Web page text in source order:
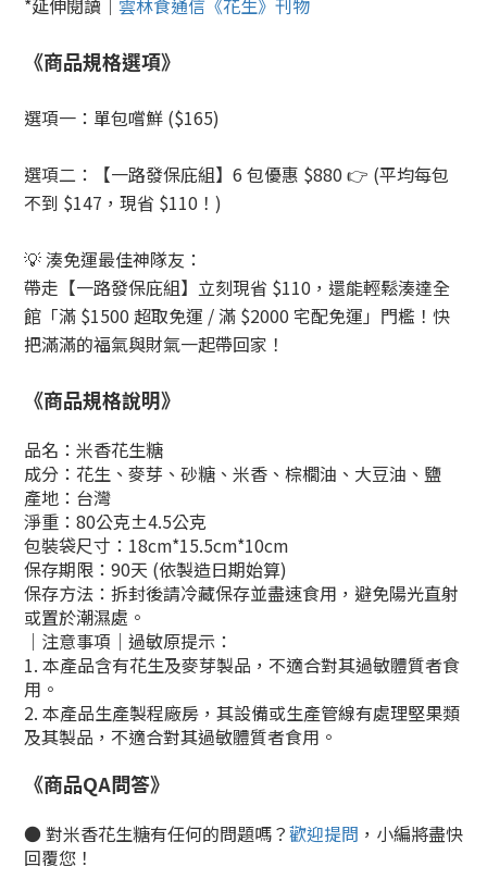
*延伸閱讀｜ 雲林食通信《花生》刊物
《商品規格選項》
選項一：單包嚐鮮 ($165)
選項二：【一路發保庇組】6 包優惠 $880 👉 (平均每包
不到 $147，現省 $110！)
💡 湊免運最佳神隊友：
帶走【一路發保庇組】立刻現省 $110，還能輕鬆湊達全
館「滿 $1500 超取免運 / 滿 $2000 宅配免運」門檻！快
把滿滿的福氣與財氣一起帶回家！
《商品規格說明》
品名：米香花生糖
成分： 花生、麥芽、砂糖、米香、棕櫚油、大豆油、鹽
產地：台灣
淨重：80公克±4.5公克
包裝袋尺寸：18cm*15.5cm*10cm
保存期限：90天 (依製造日期始算)
保存方法： 拆封後請冷藏保存並盡速食用， 避免陽光直射
或置於潮濕處。
｜注意事項｜ 過敏原提示：
1. 本產品含有花生及麥芽製品，不適合對其過敏體質者食
用。
2. 本產品生產製程廠房，其設備或生產管線有處理堅果類
及其製品 ，不適合對其過敏體質者食用。
《商品QA問答》
● 對米香花生糖有任何的問題嗎？歡迎提問 ，小編將盡快
回覆您！